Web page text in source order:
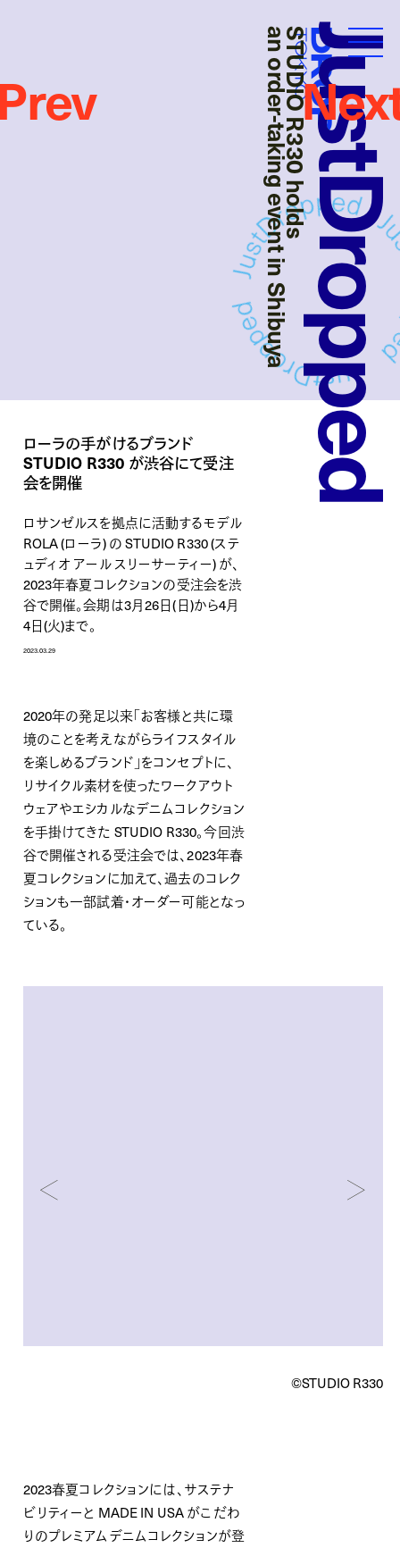
Droptokyo
STUDIO R330 holds
an order-taking event in Shibuya
ローラの手がけるブランド
STUDIO R330 が渋谷にて受注
会を開催
ロサンゼルスを拠点に活動するモデル
ROLA (ローラ) の STUDIO R330 (ステ
ュディオ アール スリーサーティー) が、
2023年春夏コレクションの受注会を渋
谷で開催。会期は3月26日(日)から4月
4日(火)まで。
2023.03.29
2020年の発足以来「お客様と共に環
境のことを考えながらライフスタイル
を楽しめるブランド」をコンセプトに、
リサイクル素材を使ったワークアウト
ウェアやエシカルなデニムコレクション
を手掛けてきた STUDIO R330。今回渋
谷で開催される受注会では、2023年春
夏コレクションに加えて、過去のコレク
ションも一部試着・オーダー可能となっ
ている。
©︎STUDIO R330
2023春夏コレクションには、サステナ
ビリティーと MADE IN USA がこだわ
りのプレミアムデニムコレクションが登